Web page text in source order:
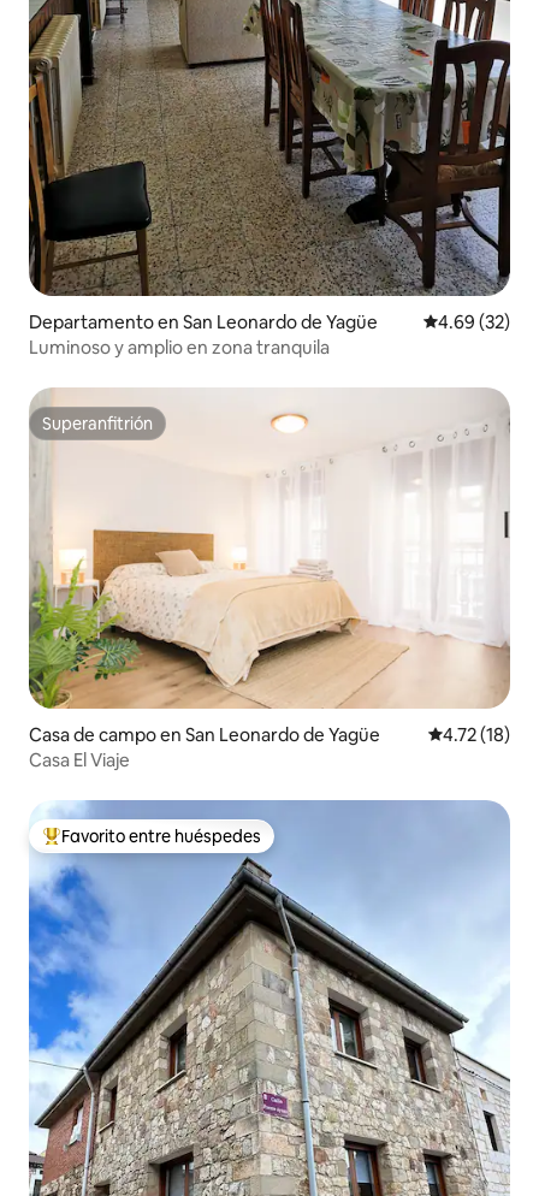
Departamento en San Leonardo de Yagüe Calificación
4.69 (32)
Luminoso y amplio en zona tranquila
Superanfitrión
Superanfitrión
Casa de campo en San Leonardo de Yagüe Calificación
4.72 (18)
Casa El Viaje
De los mejores en Favorito entre huéspedes
Favorito entre huéspedes